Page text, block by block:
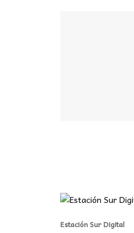
Estación Sur Digital